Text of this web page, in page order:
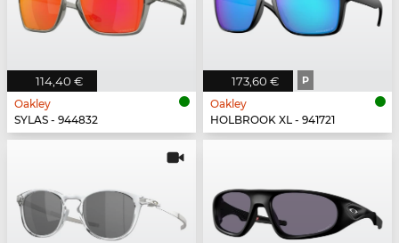
114,40 €
Oakley
SYLAS - 944832
173,60 € P
Oakley
HOLBROOK XL - 941721